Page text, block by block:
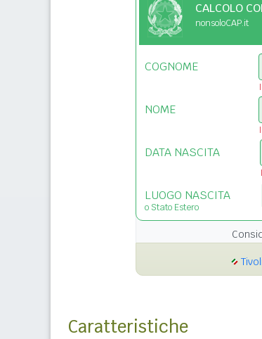
CALCOLO
nonsoloCAP.it
COGNOME
NOME
DATA NASCITA
LUOGO NASCITA
o Stato Estero
Caratteristiche